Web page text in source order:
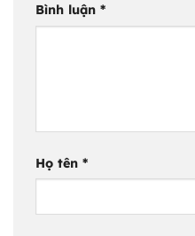
Bình luận *
Họ tên *